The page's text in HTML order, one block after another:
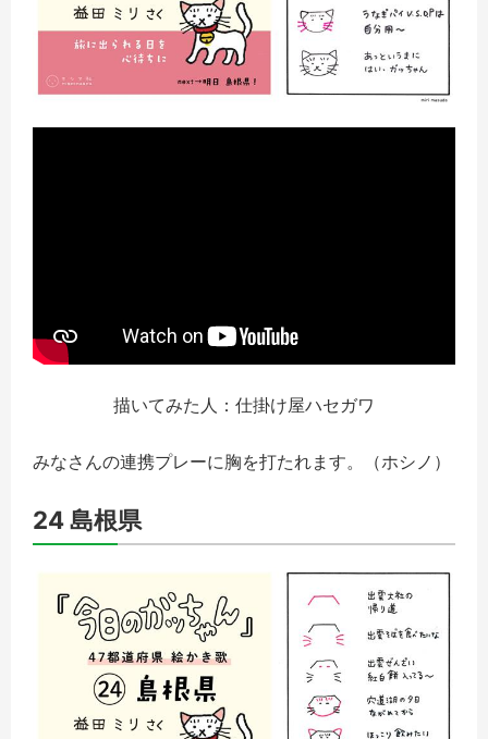
描いてみた人：仕掛け屋ハセガワ
みなさんの連携プレーに胸を打たれます。 （ホシノ）
24 島根県